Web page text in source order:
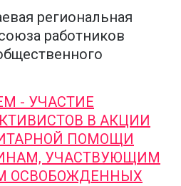
региональная
работников
- УЧАСТИЕ
В АКЦИИ
ПОМОЩИ
УЧАСТВУЮЩИМ
ОСВОБОЖДЕННЫХ